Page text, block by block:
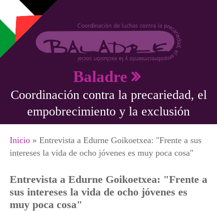
Pasar al contenido principal
Baladre
Coordinación contra la precariedad, el
empobrecimiento y la exclusión
Se encuentra usted aquí
Inicio » Entrevista a Edurne Goikoetxea: "Frente a sus
intereses la vida de ocho jóvenes es muy poca cosa"
Entrevista a Edurne Goikoetxea: "Frente a
sus intereses la vida de ocho jóvenes es
muy poca cosa"